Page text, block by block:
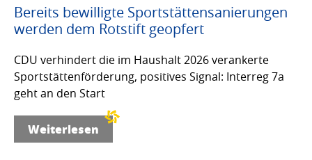
Bereits bewilligte Sportstättensanierungen
werden dem Rotstift geopfert
CDU verhindert die im Haushalt 2026 verankerte
Sportstättenförderung, positives Signal: Interreg 7a
geht an den Start
Weiterlesen